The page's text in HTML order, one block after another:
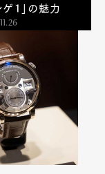
Cars
ゲ１」の魅力